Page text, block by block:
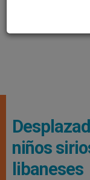
niños
libaneses